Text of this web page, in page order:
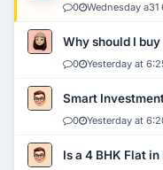
0 Wednesday a31
Why should I
0 Yesterday at
Smart
0 Yesterday at
Is a 4 BHK Flat in